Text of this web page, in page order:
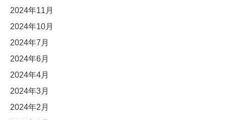
2024年11月
2024年10月
2024年7月
2024年6月
2024年4月
2024年3月
2024年2月